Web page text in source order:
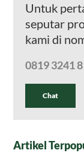
Untuk
seputar
kami di
0819 3241
Chat
Artikel